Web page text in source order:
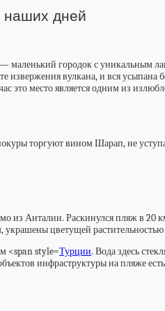
наших дней
маленький городок с уникальным
извержения вулкана, и вся
это место является одним из
торгуют вином Шарап, не
из Анталии. Раскинулся пляж в
цветущей
<span style=Турции. Вода здесь
инфраструктуры на пляже